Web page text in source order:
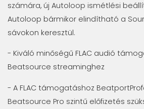
számára, új Autoloop ismétlési
Autoloop bármikor elindítható a
sávokon keresztül.
- Kiváló minőségű FLAC audió
Beatsource streaminghez
- A FLAC támogatáshoz
Beatsource Pro szintű előfizetés